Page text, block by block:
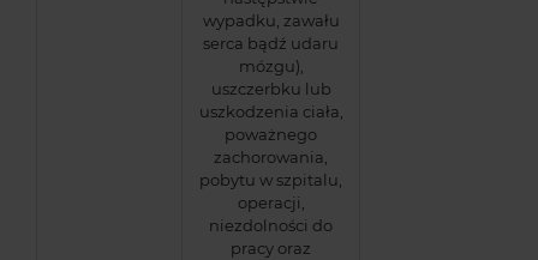
wypadku, zawału
serca bądź udaru
mózgu),
uszczerbku lub
uszkodzenia ciała,
poważnego
zachorowania,
pobytu w szpitalu,
operacji,
niezdolności do
pracy oraz